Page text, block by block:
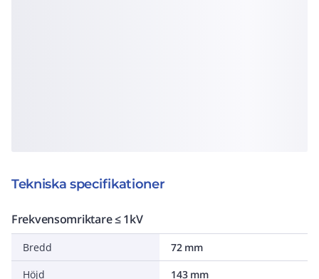
Tekniska specifikationer
Frekvensomriktare ≤ 1kV
Bredd
72 mm
Höjd
143 mm